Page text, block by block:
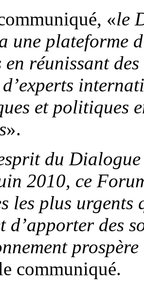
«le
une plateforme
en réunissant
d’experts
et politiques
».
du
2010, ce
les plus urgents
d’apporter des
communiqué.